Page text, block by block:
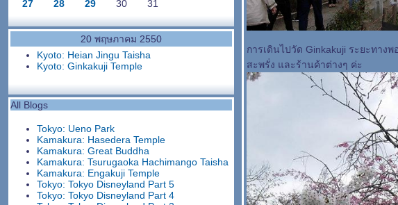
27 28 29 30 31
20 พฤษภาคม 2550
Kyoto: Heian Jingu Taisha
Kyoto: Ginkakuji Temple
All Blogs
Tokyo: Ueno Park
Kamakura: Hasedera Temple
Kamakura: Great Buddha
Kamakura: Tsurugaoka Hachimango Taisha
Kamakura: Engakuji Temple
Tokyo: Tokyo Disneyland Part 5
Tokyo: Tokyo Disneyland Part 4
การเดินไปวัด Ginkakuji ระยะทาง
สะพรั่ง และร้านค้าต่างๆ ค่ะ